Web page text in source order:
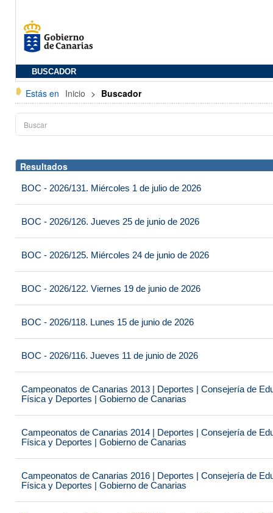
BUSCADOR
Estás en Inicio > Buscador
Resultados
BOC - 2026/131. Miércoles 1 de julio de 2026
BOC - 2026/126. Jueves 25 de junio de 2026
BOC - 2026/125. Miércoles 24 de junio de 2026
BOC - 2026/122. Viernes 19 de junio de 2026
BOC - 2026/118. Lunes 15 de junio de 2026
BOC - 2026/116. Jueves 11 de junio de 2026
Campeonatos de Canarias 2013 | Deportes | Consejería de
Física y Deportes | Gobierno de Canarias
Campeonatos de Canarias 2014 | Deportes | Consejería de
Física y Deportes | Gobierno de Canarias
Campeonatos de Canarias 2016 | Deportes | Consejería de
Física y Deportes | Gobierno de Canarias